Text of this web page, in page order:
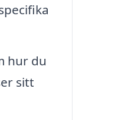
hur du
sitt